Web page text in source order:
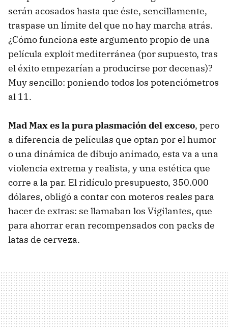
serán acosados hasta que éste, sencillamente,
traspase un límite del que no hay marcha atrás.
¿Cómo funciona este argumento propio de una
película exploit mediterránea (por supuesto, tras
el éxito empezarían a producirse por decenas)?
Muy sencillo: poniendo todos los potenciómetros
al 11.
Mad Max es la pura plasmación del exceso, pero
a diferencia de películas que optan por el humor
o una dinámica de dibujo animado, esta va a una
violencia extrema y realista, y una estética que
corre a la par. El ridículo presupuesto, 350.000
dólares, obligó a contar con moteros reales para
hacer de extras: se llamaban los Vigilantes, que
para ahorrar eran recompensados con packs de
latas de cerveza.